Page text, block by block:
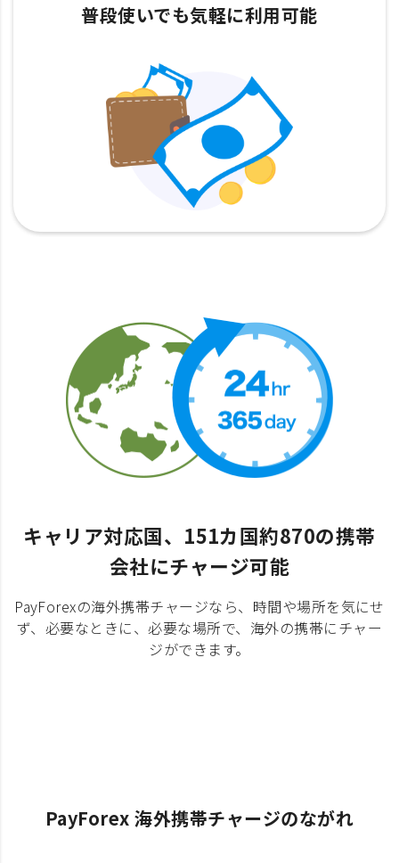
普段使いでも気軽に利用可能
キャリア対応国、151カ国約870の携帯
会社にチャージ可能
PayForexの海外携帯チャージなら、時間や場所を気にせ
ず、必要なときに、必要な場所で、海外の携帯にチャー
ジができます。
PayForex 海外携帯チャージのながれ